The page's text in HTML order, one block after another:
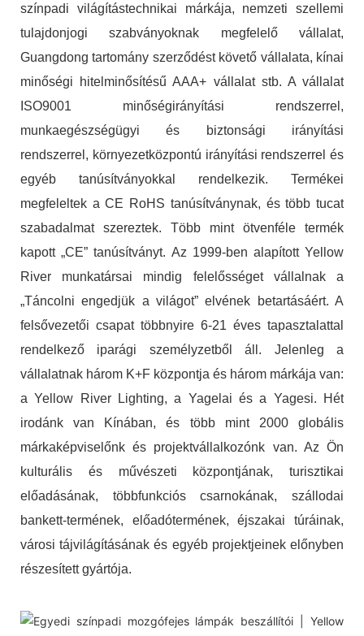
színpadi világítástechnikai márkája, nemzeti szellemi
tulajdonjogi szabványoknak megfelelő vállalat,
Guangdong tartomány szerződést követő vállalata, kínai
minőségi hitelminősítésű AAA+ vállalat stb. A vállalat
ISO9001 minőségirányítási rendszerrel,
munkaegészségügyi és biztonsági irányítási
rendszerrel, környezetközpontú irányítási rendszerrel és
egyéb tanúsítványokkal rendelkezik. Termékei
megfeleltek a CE RoHS tanúsítványnak, és több tucat
szabadalmat szereztek. Több mint ötvenféle termék
kapott „CE” tanúsítványt. Az 1999-ben alapított Yellow
River munkatársai mindig felelősséget vállalnak a
„Táncolni engedjük a világot” elvének betartásáért. A
felsővezetői csapat többnyire 6-21 éves tapasztalattal
rendelkező iparági személyzetből áll. Jelenleg a
vállalatnak három K+F központja és három márkája van:
a Yellow River Lighting, a Yagelai és a Yagesi. Hét
irodánk van Kínában, és több mint 2000 globális
márkaképviselőnk és projektvállalkozónk van. Az Ön
kulturális és művészeti központjának, turisztikai
előadásának, többfunkciós csarnokának, szállodai
bankett-termének, előadótermének, éjszakai túráinak,
városi tájvilágításának és egyéb projektjeinek előnyben
részesített gyártója.